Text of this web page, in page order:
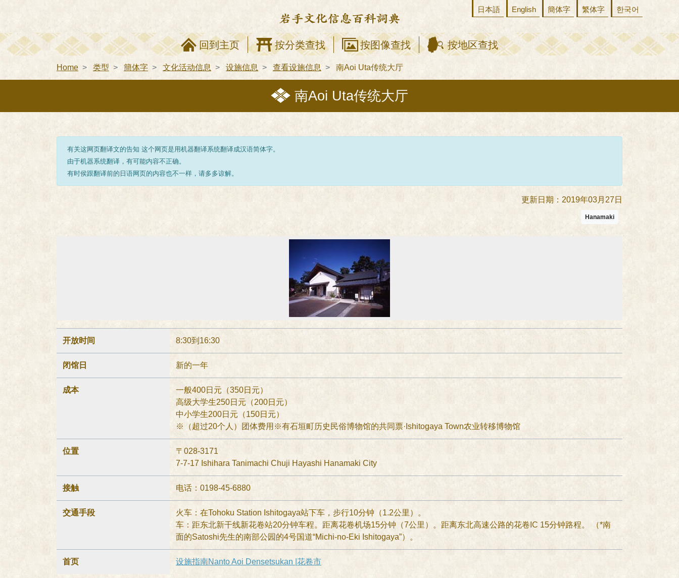
日本語 English 簡体字 繁体字 한국어
回到主页 按分类查找 按图像查找 按地区查找
Home 类型 簡体字 文化活动信息 设施信息 查看设施信息 南Aoi Uta传统大厅
南Aoi Uta传统大厅
有关这网页翻译文的告知 这个网页是用机器翻译系统翻译成汉语简体字。
由于机器系统翻译，有可能内容不正确。
有时侯跟翻译前的日语网页的内容也不一样，请多多谅解。
更新日期：2019年03月27日
Hanamaki
开放时间 8:30到16:30
闭馆日 新的一年
成本
一般400日元（350日元）
高级大学生250日元（200日元）
中小学生200日元（150日元）
※（超过20个人）团体费用※有石垣町历史民俗博物馆的共同票·Ishitogaya Town农业转移博物馆
位置
〒028-3171
7-7-17 Ishihara Tanimachi Chuji Hayashi Hanamaki City
接触 电话：0198-45-6880
交通手段
火车：在Tohoku Station Ishitogaya站下车，步行10分钟（1.2公里）。
车：距东北新干线新花卷站20分钟车程。距离花卷机场15分钟（7公里）。距离东北高速公路的花卷IC 15分钟路程。 （*南
面的Satoshi先生的南部公园的4号国道“Michi-no-Eki Ishitogaya”）。
首页 设施指南Nanto Aoi Densetsukan |花卷市